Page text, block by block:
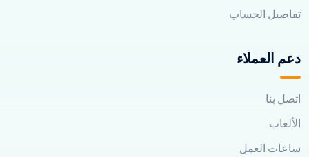
تفاصيل الحساب
دعم العملاء
اتصل بنا
الألعاب
ساعات العمل